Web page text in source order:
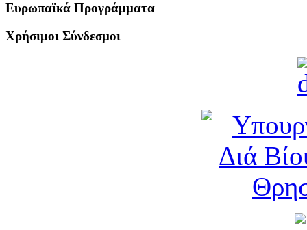
Ευρωπαϊκά Προγράμματα
Χρήσιμοι Σύνδεσμοι